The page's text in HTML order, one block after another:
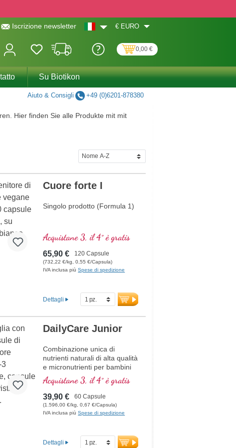
Iscrizione newsletter € EURO
0,00 €
Su Biotikon
Aiuto & Consigli +49 (0)6201-878380
Hier finden Sie alle Produkte mit mit
Cuore forte I
Singolo prodotto (Formula 1)
Acquistane 3, il 4° è gratis
65,90 € 120 Capsule
(732,22 €/kg, 0,55 €/Capsula)
IVA inclusa piùSpese di spedizione
Dettagli
DailyCare Junior
Combinazione unica di
nutrienti naturali di alta qualità
e micronutrienti per bambini
dai 6 anni in su, contenente
un totale di 20 nutrienti
essenziali per il vostro
bambino.
Acquistane 3, il 4° è gratis
39,90 € 60 Capsule
(1.596,00 €/kg, 0,67 €/Capsula)
IVA inclusa piùSpese di spedizione
Dettagli